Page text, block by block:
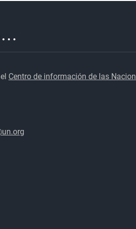
. .
Centro de información de las